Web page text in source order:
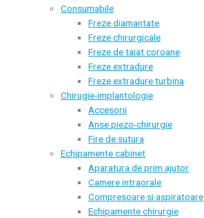
Consumabile
Freze diamantate
Freze chirurgicale
Freze de taiat coroane
Freze extradure
Freze extradure turbina
Chirugie-implantologie
Accesorii
Anse piezo-chirurgie
Fire de sutura
Echipamente cabinet
Aparatura de prim ajutor
Camere intraorale
Compresoare si aspiratoare
Echipamente chirurgie